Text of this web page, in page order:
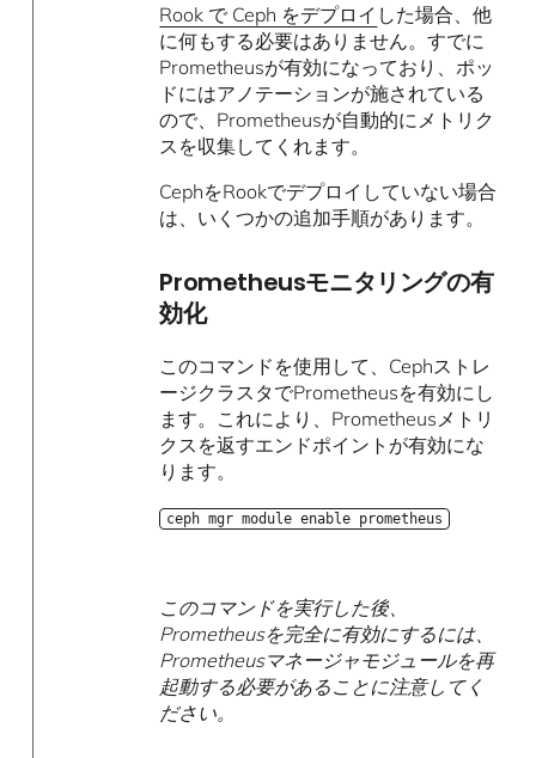
Rook で Ceph をデプロイ した場合、他
に何もする必要はありません。すでに
Prometheusが有効になっており、ポッ
ドにはアノテーションが施されている
ので、Prometheusが自動的にメトリク
スを収集してくれます。
CephをRookでデプロイしていない場合
は、いくつかの追加手順があります。
Prometheusモニタリングの有
効化
このコマンドを使用して、Cephストレ
ージクラスタでPrometheusを有効にし
ます。これにより、Prometheusメトリ
クスを返すエンドポイントが有効にな
ります。
ceph mgr module enable prometheus
このコマンドを実行した後、
Prometheusを完全に有効にするには、
Prometheusマネージャモジュールを再
起動する必要があることに注意してく
ださい。